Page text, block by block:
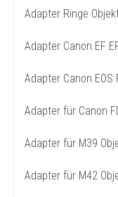
Adapter Ringe
Adapter Canon EF
Adapter Canon EOS
Adapter für Canon
Adapter für M39
Adapter für M42